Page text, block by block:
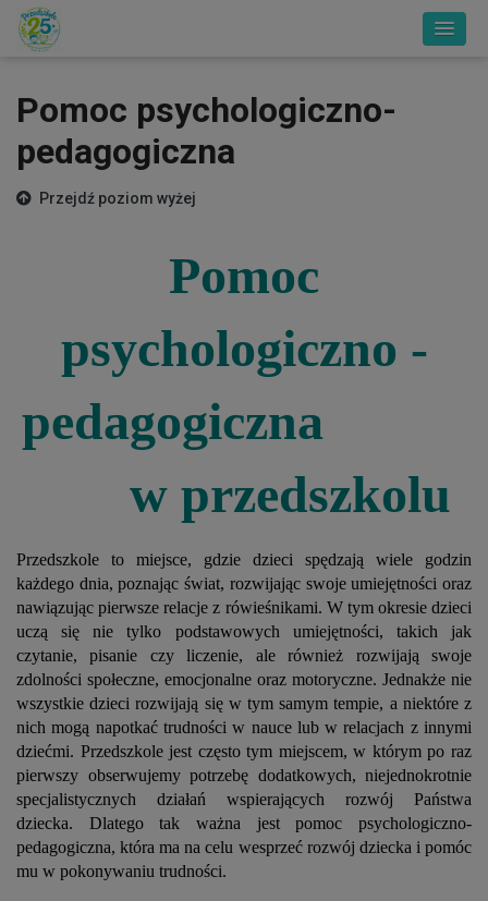
Pomoc psychologiczno-
pedagogiczna
Przejdź poziom wyżej
Pomoc
psychologiczno -
pedagogiczna
w przedszkolu
Przedszkole to miejsce, gdzie dzieci spędzają wiele godzin
każdego dnia, poznając świat, rozwijając swoje umiejętności oraz
nawiązując pierwsze relacje z rówieśnikami. W tym okresie dzieci
uczą się nie tylko podstawowych umiejętności, takich jak
czytanie, pisanie czy liczenie, ale również rozwijają swoje
zdolności społeczne, emocjonalne oraz motoryczne. Jednakże nie
wszystkie dzieci rozwijają się w tym samym tempie, a niektóre z
nich mogą napotkać trudności w nauce lub w relacjach z innymi
dziećmi. Przedszkole jest często tym miejscem, w którym po raz
pierwszy obserwujemy potrzebę dodatkowych, niejednokrotnie
specjalistycznych działań wspierających rozwój Państwa
dziecka. Dlatego tak ważna jest pomoc psychologiczno-
pedagogiczna, która ma na celu wesprzeć rozwój dziecka i pomóc
mu w pokonywaniu trudności.